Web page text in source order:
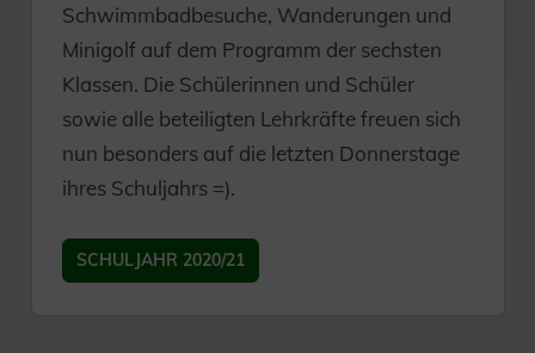
Schwimmbadbesuche, Wanderungen und
Minigolf auf dem Programm der sechsten
Klassen. Die Schülerinnen und Schüler
sowie alle beteiligten Lehrkräfte freuen sich
nun besonders auf die letzten Donnerstage
ihres Schuljahrs =).
SCHULJAHR 2020/21